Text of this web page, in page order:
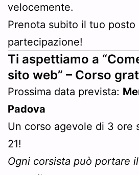
velocemente.
Prenota subito il tuo posto
partecipazione!
Ti aspettiamo a “
sito web” – Corso
Prossima data prevista:
Padova
Un corso agevole di 3 ore
21!
Ogni corsista può portare